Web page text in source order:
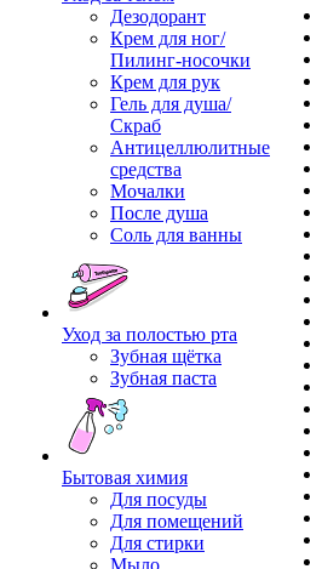
Дезодорант
Крем для ног/
Пилинг-носочки
Крем для рук
Гель для душа/
Скраб
Антицеллюлитные
средства
Мочалки
После душа
Соль для ванны
Уход за полостью рта
Зубная щётка
Зубная паста
Бытовая химия
Для посуды
Для помещений
Для стирки
Мыло